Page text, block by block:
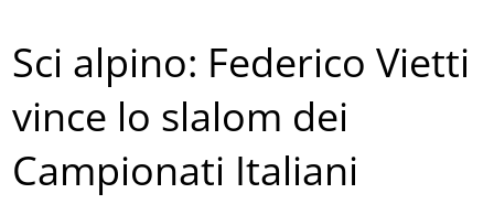
Sci alpino: Federico Vietti
vince lo slalom dei
Campionati Italiani